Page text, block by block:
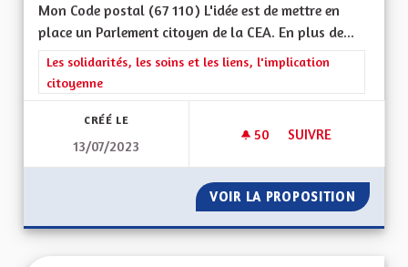
Mon Code postal (67 110) L'idée est de mettre en
place un Parlement citoyen de la CEA. En plus de...
Filtrer les résultats de la catégorie : Les solidarités, les soins
Les solidarités, les soins et les liens, l'implication
citoyenne
CRÉÉ LE
13/07/2023
50 50 ABONNÉS
SUIVRE
VOIR LA PROPOSITION